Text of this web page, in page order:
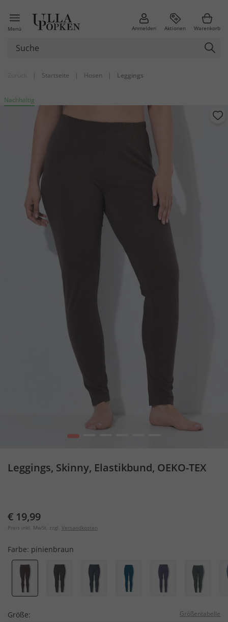
Menü Anmelden Aktionen Warenkorb
| Startseite | Hosen | Leggings
Nachhaltig
1
Leggings, Skinny, Elastikbund, OEKO-TEX
€ 19,99
Preis inkl. MwSt. zzgl. Versandkosten
Farbe: pinienbraun
Größe: Größentabelle